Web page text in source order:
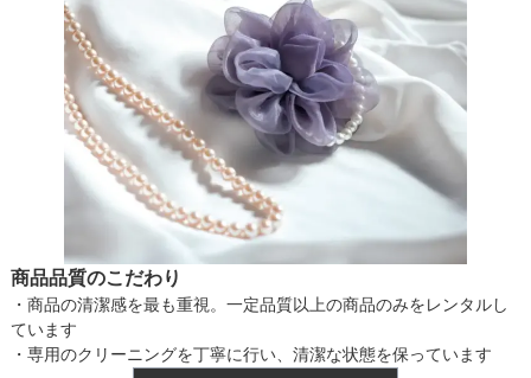
スカートのサイズ
サイズ (cm)
ウエスト
透け感
着丈目安
骨格タイプ
商品品質のこだわり
・商品の清潔感を最も重視。一定品質以上の商品のみをレンタルし
ています
・専用のクリーニングを丁寧に行い、清潔な状態を保っています